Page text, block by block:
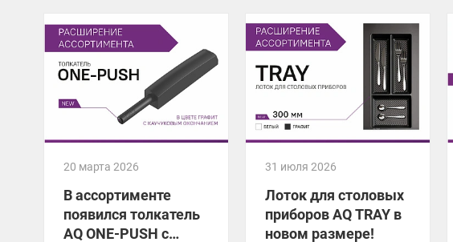
20 марта 2026
В ассортименте
появился толкатель
AQ ONE-PUSH с
31 июля 2026
Лоток для столовых
приборов AQ TRAY в
новом размере!